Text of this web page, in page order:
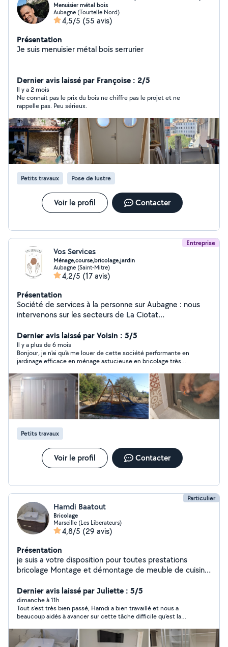
Menuisier métal bois
Aubagne (Tourtelle Nord)
4,5/5 (55 avis)
Présentation
Je suis menuisier métal bois serrurier
Dernier avis laissé par Françoise : 2/5
Il y a 2 mois
Ne connaît pas le prix du bois ne chiffre pas le projet et ne
rappelle pas. Peu sérieux.
Petits travaux Pose de lustre
Voir le profil Contacter
Entreprise
Vos Services
Ménage,course,bricolage,jardin
Aubagne (Saint-Mitre)
4,2/5 (17 avis)
Présentation
Société de services à la personne sur Aubagne : nous
intervenons sur les secteurs de La Ciotat
Dernier avis laissé par Voisin : 5/5
Il y a plus de 6 mois
Bonjour, je n'ai qu'à me louer de cette société performante en
jardinage efficace en ménage astucieuse en bricolage très
à toutes épreuves. Pour moi c'est un bon filon d'aide à la
personne Grâce aux bons soins de votre plateforme merci
beaucoup
Petits travaux
Voir le profil Contacter
Particulier
Hamdi Baatout
Bricolage
Marseille (Les Liberateurs)
4,8/5 (29 avis)
Présentation
je suis a votre disposition pour toutes prestations
bricolage Montage et démontage de meuble de cuisine
réparation Installation d'eau froid et chaud et
évacuation Montage de tringle ، lustre, ventilateur ,
lampe .... Menuiserie générale Peindre et enduit
Réparation électroménager a domicile Jardinage
Nettoyage maison , garage .... Aide déménagement ....
je suis disponible sur tous Marseille
Dernier avis laissé par Juliette : 5/5
dimanche à 11h
Tout s'est très bien passé, Hamdi a bien travaillé et nous a
beaucoup aidés à avancer sur cette tâche difficile qu'est la